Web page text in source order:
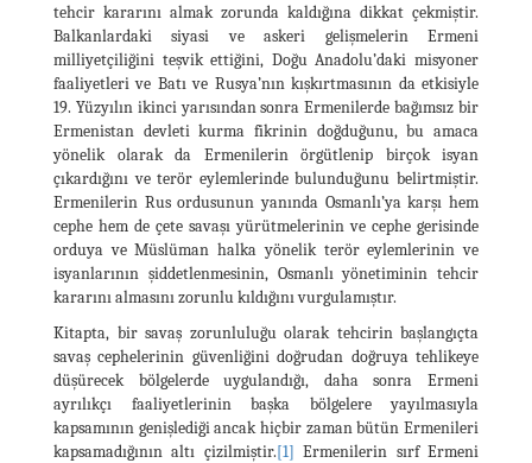
tehcir kararını almak zorunda kaldığına dikkat çekmiştir.
Balkanlardaki siyasi ve askeri gelişmelerin Ermeni
milliyetçiliğini teşvik ettiğini, Doğu Anadolu’daki misyoner
faaliyetleri ve Batı ve Rusya’nın kışkırtmasının da etkisiyle
19. Yüzyılın ikinci yarısından sonra Ermenilerde bağımsız bir
Ermenistan devleti kurma fikrinin doğduğunu, bu amaca
yönelik olarak da Ermenilerin örgütlenip birçok isyan
çıkardığını ve terör eylemlerinde bulunduğunu belirtmiştir.
Ermenilerin Rus ordusunun yanında Osmanlı’ya karşı hem
cephe hem de çete savaşı yürütmelerinin ve cephe gerisinde
orduya ve Müslüman halka yönelik terör eylemlerinin ve
isyanlarının şiddetlenmesinin, Osmanlı yönetiminin tehcir
kararını almasını zorunlu kıldığını vurgulamıştır.
Kitapta, bir savaş zorunluluğu olarak tehcirin başlangıçta
savaş cephelerinin güvenliğini doğrudan doğruya tehlikeye
düşürecek bölgelerde uygulandığı, daha sonra Ermeni
ayrılıkçı faaliyetlerinin başka bölgelere yayılmasıyla
kapsamının genişlediği ancak hiçbir zaman bütün Ermenileri
kapsamadığının altı çizilmiştir.[1] Ermenilerin sırf Ermeni